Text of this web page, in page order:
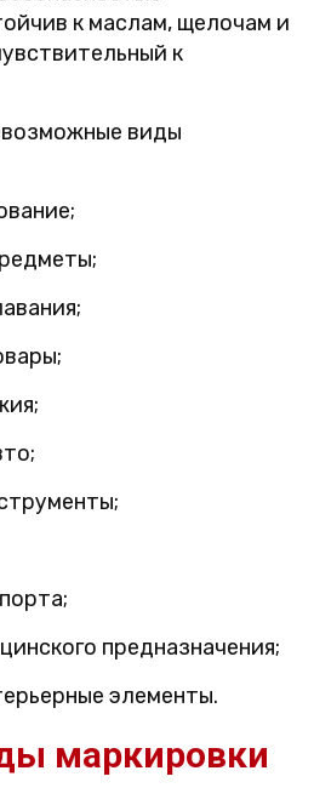
к маслам, щелочам и
к
виды
предназначения;
элементы.
маркировки